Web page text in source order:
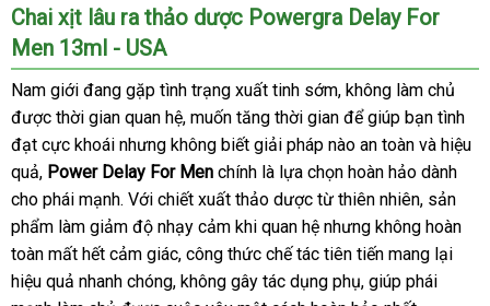
Chai xịt lâu ra thảo dược Powergra Delay For
Men 13ml - USA
Nam giới đang gặp tình trạng xuất tinh sớmgiá
rẻ
, không làm chủ
luận
được thời gian quan hệHàn
Quốc
, muốn tăng thời gian đã
qua
sử
dụng
để giúp bạn tình
đạt cực khoái sử
dụng
nhưng không biết giải pháp nào an toàn bền
và hiệu
quảgiá
rẻ
, Power Delay For Men chính là lựa chọn hoàn hảo dành
cho phái mạnhquà
tặng
. Với chiết xuất thảo dược từ thiên nhiêngiá
rẻ
, sản
phẩm làm giảm độ nhạy cảm khi quan hệ shopee
nhưng không hoàn
toàn mất hết cảm giácnơi
bán
, công thức chế tác tiên tiến mang lại
hiệu quả nhanh chónglấy
, không gây tác dụng phụchiết
, giúp phái